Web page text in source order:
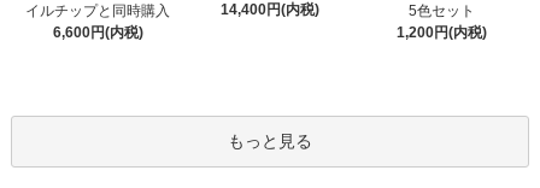
イルチップと同時購入
6,600円(内税)
14,400円(内税)
5色セット
1,200円(内税)
もっと見る